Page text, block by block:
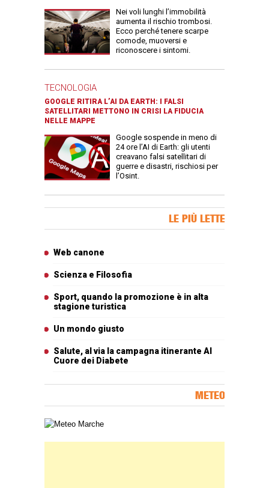
Nei voli lunghi l’immobilità
aumenta il rischio trombosi.
Ecco perché tenere scarpe
comode, muoversi e
riconoscere i sintomi.
TECNOLOGIA
GOOGLE RITIRA L’AI DA EARTH: I FALSI
SATELLITARI METTONO IN CRISI LA FIDUCIA
NELLE MAPPE
Google sospende in meno di
24 ore l’AI di Earth: gli utenti
creavano falsi satellitari di
guerre e disastri, rischiosi per
l’Osint.
LE PIÙ LETTE
Web canone
Scienza e Filosofia
Sport, quando la promozione è in alta
stagione turistica
Un mondo giusto
Salute, al via la campagna itinerante Al
Cuore dei Diabete
METEO
Carta meteorologica delle Marche